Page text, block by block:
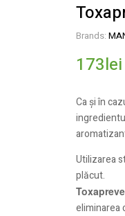
Brands:
173lei
Ca și în
Utilizarea
plăcut.
eliminarea